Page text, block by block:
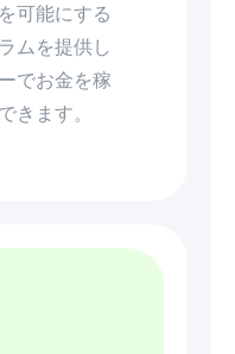
可能にする
ムを提供し
でお金を稼
きます。